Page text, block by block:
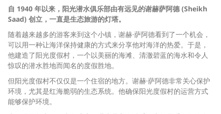
自 1940 年以来，阳光潜水俱乐部由有远见的谢赫萨阿德 (Sheikh
Saad) 创立，一直是生态旅游的灯塔。
随着越来越多的游客来到这个小镇，谢赫·萨阿德看到了一个机会，
可以用一种让海洋保持健康的方式来分享他对海洋的热爱。于是，
他建造了阳光度假村，一个以美丽的海滩、清澈碧蓝的海水和令人
惊叹的潜水胜地而闻名的度假胜地。
但阳光度假村不仅仅是一个住宿的地方。谢赫·萨阿德非常关心保护
环境，尤其是红海脆弱的生态系统。他确保阳光度假村的运营方式
能够保护环境。